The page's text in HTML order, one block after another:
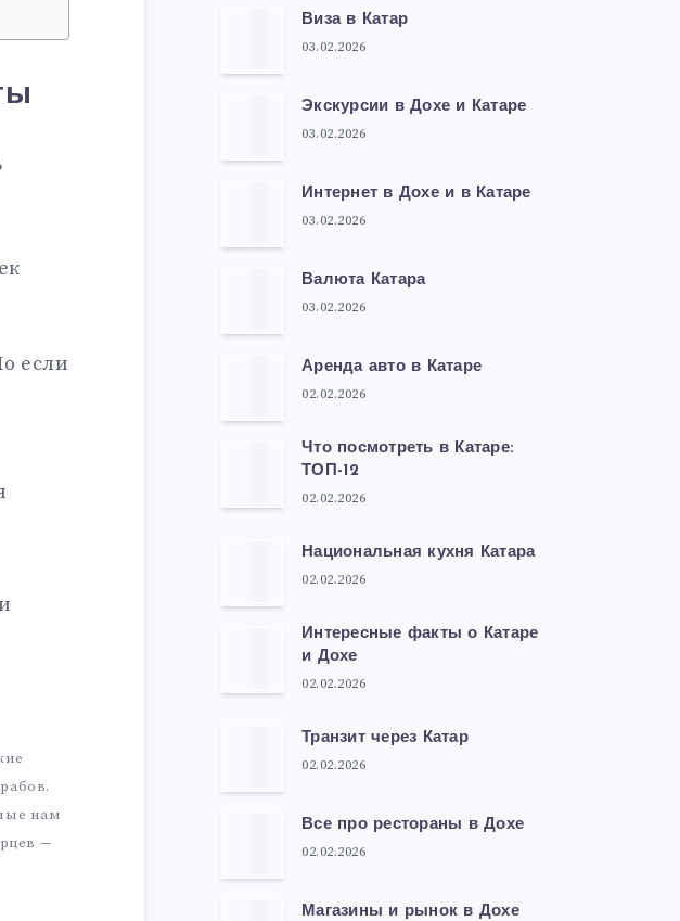
если
нам
—
Виза в Катар
03.02.2026
Экскурсии в Дохе и Катаре
03.02.2026
Интернет в Дохе и в Катаре
03.02.2026
Валюта Катара
03.02.2026
Аренда авто в Катаре
02.02.2026
Что посмотреть в Катаре:
ТОП-12
02.02.2026
Национальная кухня Катара
02.02.2026
Интересные факты о Катаре
и Дохе
02.02.2026
Транзит через Катар
02.02.2026
Все про рестораны в Дохе
02.02.2026
Магазины и рынок в Дохе